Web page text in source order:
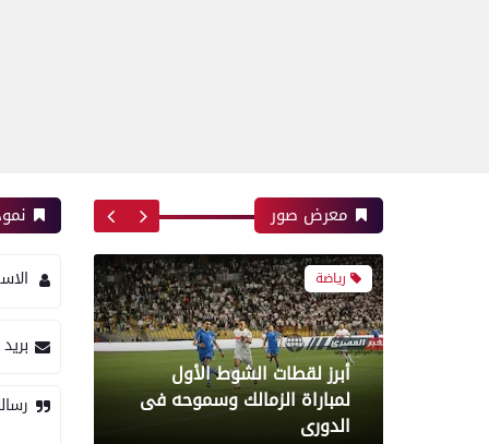
معرض صور
الدورى
معرض صور
بعدسة الخبر المصري| شاهد
أبرز لقطات مباراة الأهلي
وبيراميدز فى الدورى